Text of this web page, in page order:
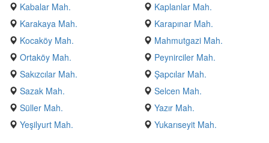
Kabalar Mah.
Kaplanlar Mah.
Karakaya Mah.
Karapınar Mah.
Kocaköy Mah.
Mahmutgazi Mah.
Ortaköy Mah.
Peynirciler Mah.
Sakızcılar Mah.
Şapcılar Mah.
Sazak Mah.
Selcen Mah.
Süller Mah.
Yazır Mah.
Yeşilyurt Mah.
Yukarıseyit Mah.